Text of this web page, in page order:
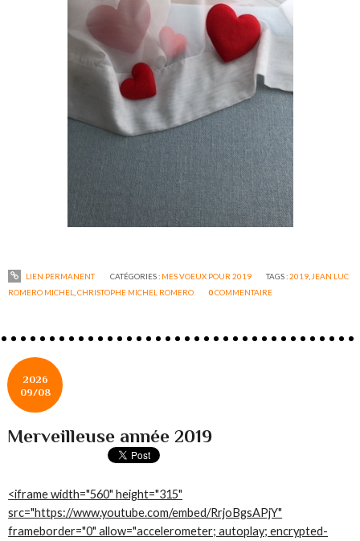
LIEN PERMANENT CATÉGORIES : MES VOEUX POUR 2019 TAGS :2019, JEAN LUC
ROMERO MICHEL ,CHRISTOPHE MICHEL ROMERO 0COMMENTAIRE
2026
09/08
Merveilleuse année 2019
<iframe width="560" height="315"
src="https://www.youtube.com/embed/RrjoBgsAPjY"
frameborder="0" allow="accelerometer; autoplay; encrypted-